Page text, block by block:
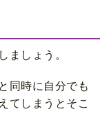
ましょう。
同時に自分でも
てしまうとそこ